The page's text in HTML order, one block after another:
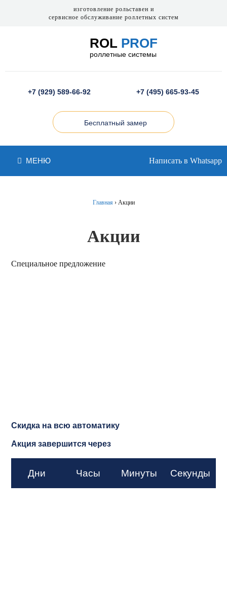
изготовление рольставен и
сервисное обслуживание роллетных систем
ROL PROF
роллетные системы
+7 (929) 589-66-92 +7 (495) 665-93-45
Бесплатный замер
МЕНЮ Написать в Whatsapp
Акции
Главная› Акции
Специальное предложение
Скидка на всю автоматику
Акция завершится через
Дни Часы Минуты Секунды